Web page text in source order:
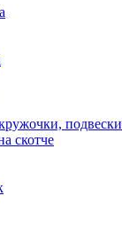
подвески
скотче